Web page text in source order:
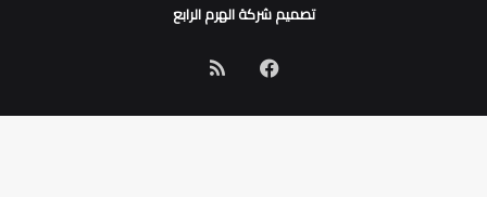
تصميم شركة الهرم الرابع
فيسبوك
الموقع